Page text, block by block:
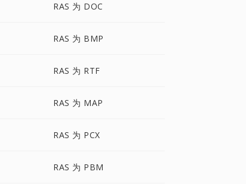
RAS 为 DOC
RAS 为 BMP
RAS 为 RTF
RAS 为 MAP
RAS 为 PCX
RAS 为 PBM